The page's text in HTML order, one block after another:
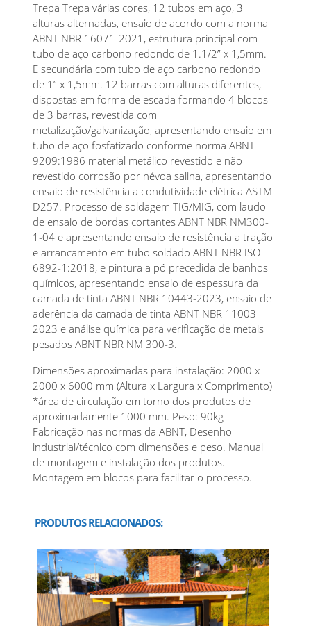
Trepa Trepa várias cores, 12 tubos em aço, 3
alturas alternadas, ensaio de acordo com a norma
ABNT NBR 16071-2021, estrutura principal com
tubo de aço carbono redondo de 1.1/2” x 1,5mm.
E secundária com tubo de aço carbono redondo
de 1” x 1,5mm. 12 barras com alturas diferentes,
dispostas em forma de escada formando 4 blocos
de 3 barras, revestida com
metalização/galvanização, apresentando ensaio em
tubo de aço fosfatizado conforme norma ABNT
9209:1986 material metálico revestido e não
revestido corrosão por névoa salina, apresentando
ensaio de resistência a condutividade elétrica ASTM
D257. Processo de soldagem TIG/MIG, com laudo
de ensaio de bordas cortantes ABNT NBR NM300-
1-04 e apresentando ensaio de resistência a tração
e arrancamento em tubo soldado ABNT NBR ISO
6892-1:2018, e pintura a pó precedida de banhos
químicos, apresentando ensaio de espessura da
camada de tinta ABNT NBR 10443-2023, ensaio de
aderência da camada de tinta ABNT NBR 11003-
2023 e análise química para verificação de metais
pesados ABNT NBR NM 300-3.
Dimensões aproximadas para instalação: 2000 x
2000 x 6000 mm (Altura x Largura x Comprimento)
*área de circulação em torno dos produtos de
aproximadamente 1000 mm. Peso: 90kg
Fabricação nas normas da ABNT, Desenho
industrial/técnico com dimensões e peso. Manual
de montagem e instalação dos produtos.
Montagem em blocos para facilitar o processo.
PRODUTOS RELACIONADOS: